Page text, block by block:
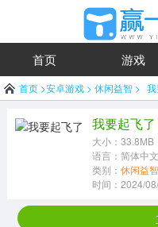
首页 游戏
首页 >安卓游戏 > 休闲益智 >
我要起飞了
大小：33.8MB
语言：简体中文
类别： 休闲益智
时间：2024/